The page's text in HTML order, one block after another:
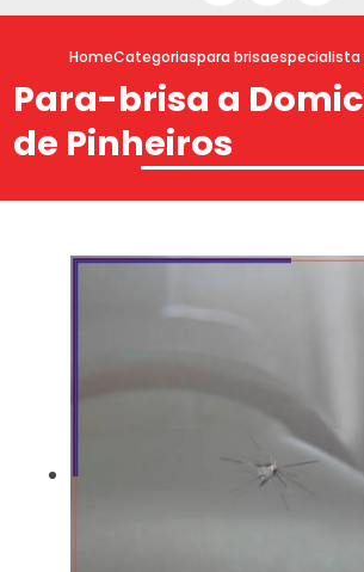
HomeCategoriaspara brisaespecialista
Para-brisa a
de Pinheiros